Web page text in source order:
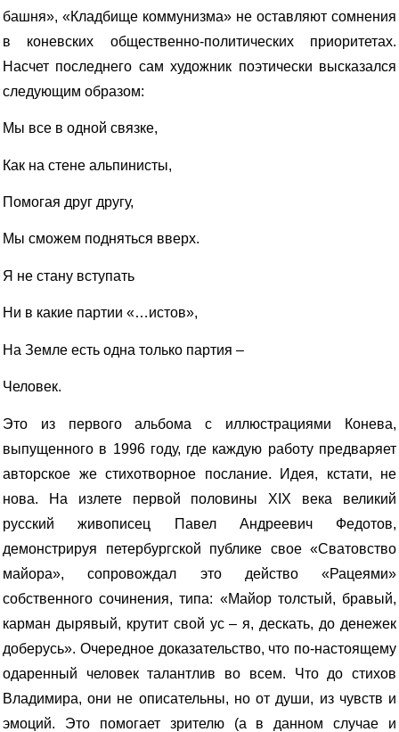
башня», «Кладбище коммунизма» не оставляют сомнения
в коневских общественно-политических приоритетах.
Насчет последнего сам художник поэтически высказался
следующим образом:
Мы все в одной связке,
Как на стене альпинисты,
Помогая друг другу,
Мы сможем подняться вверх.
Я не стану вступать
Ни в какие партии «…истов»,
На Земле есть одна только партия –
Человек.
Это из первого альбома с иллюстрациями Конева,
выпущенного в 1996 году, где каждую работу предваряет
авторское же стихотворное послание. Идея, кстати, не
нова. На излете первой половины Х Х века великий
русский живописец Павел Андреевич Федотов,
демонстрируя петербургской публике свое «Сватовство
майора», сопровождал это действо «Рацеями»
собственного сочинения, типа: «Майор толстый, бравый,
карман дырявый, крутит свой ус – я, дескать, до денежек
доберусь». Очередное доказательство, что по-настоящему
одаренный человек талантлив во всем. Что до стихов
Владимира, они не описательны, но от души, из чувств и
эмоций. Это помогает зрителю (а в данном случае и